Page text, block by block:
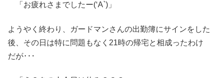
「お疲れさまでしたー(‘A`)」
ようやく終わり、ガードマンさんの出勤簿にサインをした
後、その日は特に問題もなく21時の帰宅と相成ったわけ
だが･･･